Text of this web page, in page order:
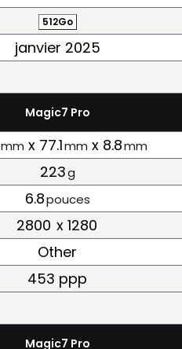
512Go
janvier 2025
Magic7 Pro
mm x 77.1mm x 8.8mm
223g
6.8pouces
2800 x 1280
Other
453 ppp
Magic7 Pro